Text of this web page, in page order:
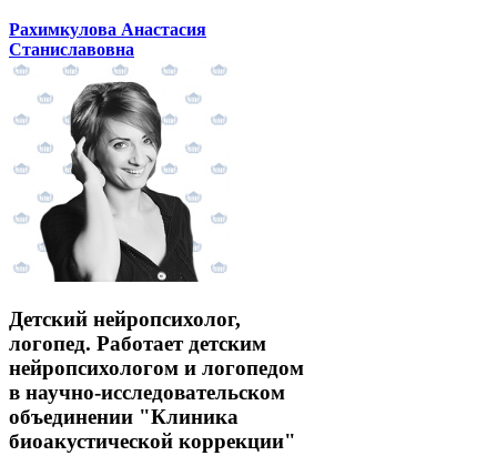
Рахимкулова Анастасия
Станиславовна
Детский нейропсихолог,
логопед. Работает детским
нейропсихологом и логопедом
в научно-исследовательском
объединении "Клиника
биоакустической коррекции"